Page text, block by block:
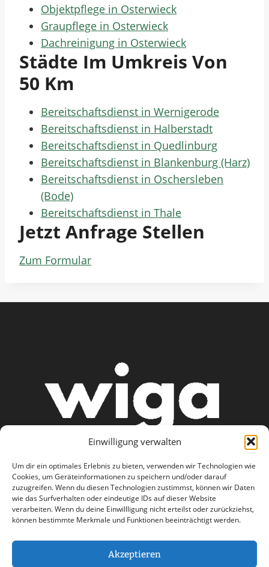
Einwilligung verwalten
Um dir ein optimales Erlebnis zu bieten, verwenden wir Technologien wie
Cookies, um Geräteinformationen zu speichern und/oder darauf
zuzugreifen. Wenn du diesen Technologien zustimmst, können wir Daten
wie das Surfverhalten oder eindeutige IDs auf dieser Website
verarbeiten. Wenn du deine Einwillligung nicht erteilst oder zurückziehst,
können bestimmte Merkmale und Funktionen beeinträchtigt werden.
Akzeptieren
Objektpflege in Osterwieck
Graupflege in Osterwieck
Dachreinigung in Osterwieck
Städte Im Umkreis Von
50 Km
Bereitschaftsdienst in Wernigerode
Bereitschaftsdienst in Halberstadt
Bereitschaftsdienst in Quedlinburg
Bereitschaftsdienst in Blankenburg (Harz)
Bereitschaftsdienst in Oschersleben
(Bode)
Bereitschaftsdienst in Thale
Jetzt Anfrage Stellen
Zum Formular
AGB
Datenschutzerklärung
Haftungsausschluss
Impressum
Kontakt